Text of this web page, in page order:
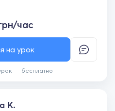
час
— бесплатно
на урок
К.